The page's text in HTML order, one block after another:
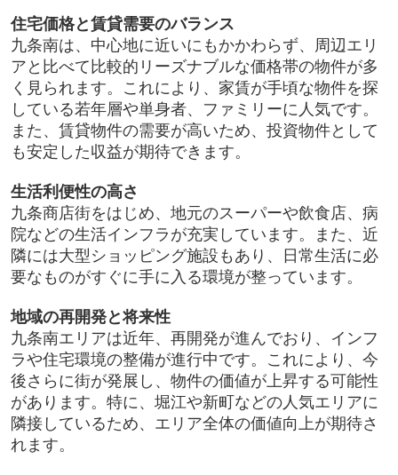
住宅価格と賃貸需要のバランス
九条南は、中心地に近いにもかかわらず、周辺エリ
アと比べて比較的リーズナブルな価格帯の物件が多
く見られます。これにより、家賃が手頃な物件を探
している若年層や単身者、ファミリーに人気です。
また、賃貸物件の需要が高いため、投資物件として
も安定した収益が期待できます。
生活利便性の高さ
九条商店街をはじめ、地元のスーパーや飲食店、病
院などの生活インフラが充実しています。また、近
隣には大型ショッピング施設もあり、日常生活に必
要なものがすぐに手に入る環境が整っています。
地域の再開発と将来性
九条南エリアは近年、再開発が進んでおり、インフ
ラや住宅環境の整備が進行中です。これにより、今
後さらに街が発展し、物件の価値が上昇する可能性
があります。特に、堀江や新町などの人気エリアに
隣接しているため、エリア全体の価値向上が期待さ
れます。